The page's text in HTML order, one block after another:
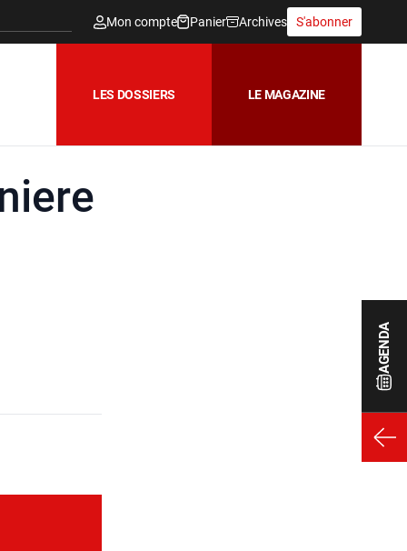
AGENDA
Mon compte Panier Archives S'abonner
LES DOSSIERS LE MAGAZINE